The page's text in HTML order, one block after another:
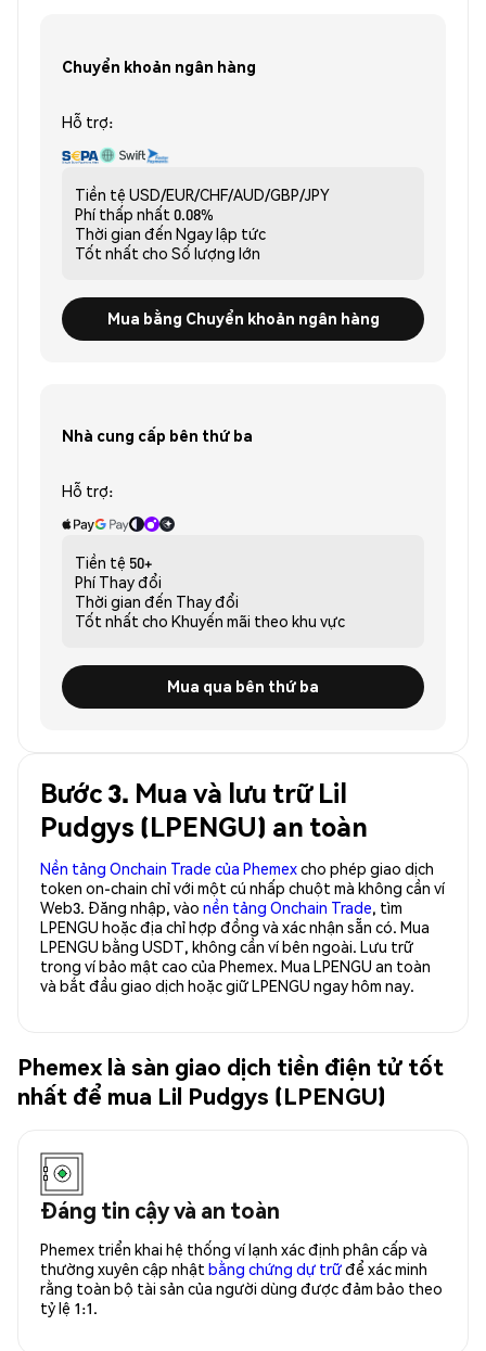
Chuyển khoản ngân hàng
Hỗ trợ:
Tiền tệ USD/EUR/CHF/AUD/GBP/JPY
Phí thấp nhất 0.08%
Thời gian đến Ngay lập tức
Tốt nhất cho Số lượng lớn
Mua bằng Chuyển khoản ngân hàng
Nhà cung cấp bên thứ ba
Hỗ trợ:
Tiền tệ 50+
Phí Thay đổi
Thời gian đến Thay đổi
Tốt nhất cho Khuyến mãi theo khu vực
Mua qua bên thứ ba
Bước 3. Mua và lưu trữ Lil
Pudgys (LPENGU) an toàn
Nền tảng Onchain Trade của Phemexcho phép giao dịch
token on-chain chỉ với một cú nhấp chuột mà không cần ví
Web3. Đăng nhập, vào nền tảng Onchain Trade, tìm
LPENGU hoặc địa chỉ hợp đồng và xác nhận sẵn có. Mua
LPENGU bằng USDT, không cần ví bên ngoài. Lưu trữ
trong ví bảo mật cao của Phemex. Mua LPENGU an toàn
và bắt đầu giao dịch hoặc giữ LPENGU ngay hôm nay.
Phemex là sàn giao dịch tiền điện tử tốt
nhất để mua Lil Pudgys (LPENGU)
Đáng tin cậy và an toàn
Phemex triển khai hệ thống ví lạnh xác định phân cấp và
thường xuyên cập nhật bằng chứng dự trữđể xác minh
rằng toàn bộ tài sản của người dùng được đảm bảo theo
tỷ lệ 1:1.